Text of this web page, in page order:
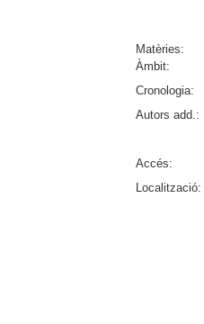
Matèries:
Àmbit:
Cronologia:
Autors add.:
Accés:
Localització: